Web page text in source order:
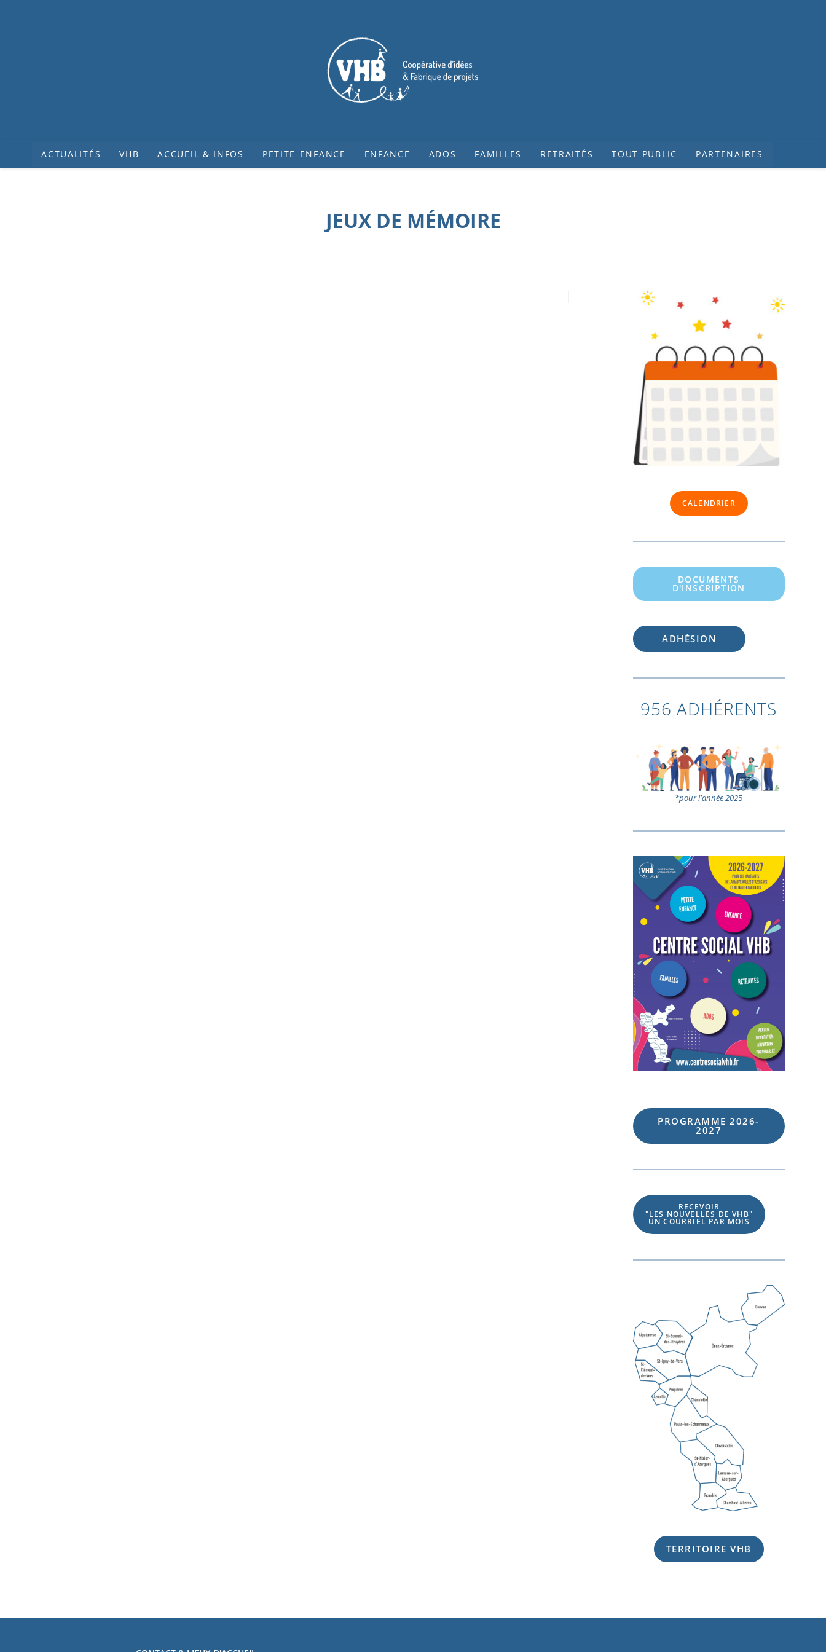
ACTUALITÉS VHB ACCUEIL & INFOS PETITE-ENFANCE ENFANCE ADOS FAMILLES RETRAITÉS TOUT PUBLIC PARTENAIRES
JEUX DE MÉMOIRE
CALENDRIER
DOCUMENTS
D'INSCRIPTION
ADHÉSION
956 ADHÉRENTS
*pour l'année 2025
PROGRAMME 2026-
2027
RECEVOIR
"LES NOUVELLES DE VHB"
UN COURRIEL PAR MOIS
TERRITOIRE VHB